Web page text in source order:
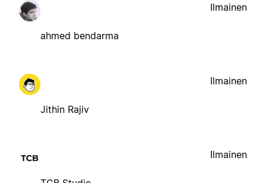
ahmed bendarma
Ilmainen
Jithin Rajiv
Ilmainen
Ilmainen